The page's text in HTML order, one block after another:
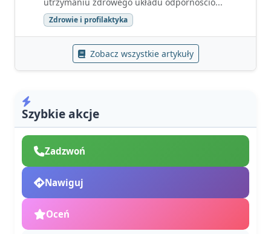
Zdrowie i profilaktyka
Zobacz wszystkie artykuły
Szybkie akcje
Zadzwoń
Nawiguj
Oceń